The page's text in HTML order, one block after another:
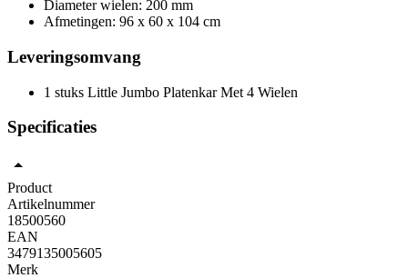
Diameter wielen: 200 mm
Afmetingen: 96 x 60 x 104 cm
Leveringsomvang
1 stuks Little Jumbo Platenkar Met 4 Wielen
Specificaties
Product
Artikelnummer
18500560
EAN
3479135005605
Merk